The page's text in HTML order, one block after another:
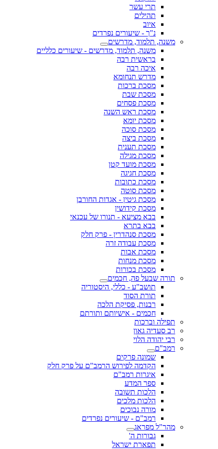
תרי עשר
תהילים
איוב
נ"ך - שיעורים נפרדים
משנה, תלמוד, מדרשים
משנה, תלמוד, מדרשים - שיעורים כלליים
בראשית רבה
איכה רבה
מדרש תנחומא
מסכת ברכות
מסכת שבת
מסכת פסחים
מסכת ראש השנה
מסכת יומא
מסכת סוכה
מסכת ביצה
מסכת תענית
מסכת מגילה
מסכת מועד קטן
מסכת חגיגה
מסכת כתובות
מסכת סוטה
מסכת גיטין - אגדות החורבן
מסכת קידושין
בבא מציעא - תנורו של עכנאי
בבא בתרא
מסכת סנהדרין - פרק חלק
מסכת עבודה זרה
מסכת אבות
מסכת מנחות
מסכת בכורות
תורה שבעל פה, חכמים
תושב"ע - כללי, היסטוריה
תורת הסוד
רבנות, פסיקת הלכה
חכמים - אישיותם ותורתם
תפילה וברכות
רב סעדיה גאון
רבי יהודה הלוי
רמב"ם
שמונה פרקים
הקדמה לפירוש הרמב"ם על פרק חלק
איגרות רמב"ם
ספר המדע
הלכות תשובה
הלכות מלכים
מורה נבוכים
רמב"ם - שיעורים נפרדים
מהר"ל מפראג
גבורות ה'
תפארת ישראל